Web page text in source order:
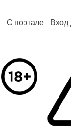
О портале Вход